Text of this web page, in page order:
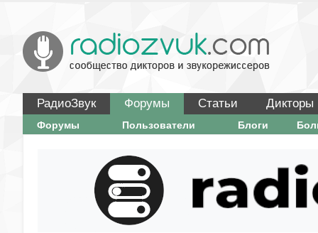
РадиоЗвук Форумы Статьи Дикторы
Форумы Пользователи Блоги